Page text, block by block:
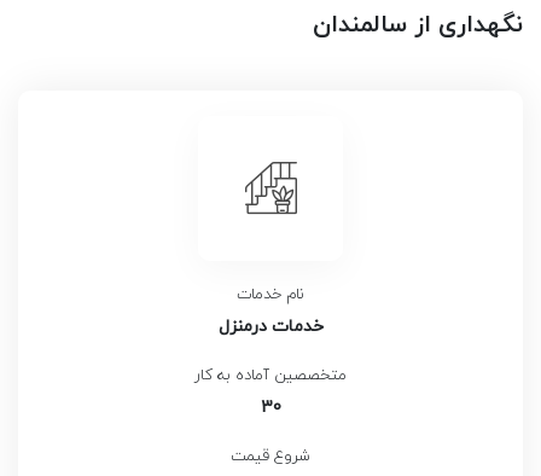
نگهداری از سالمندان
نام خدمات
خدمات درمنزل
متخصصین آماده به کار
30
شروع قیمت